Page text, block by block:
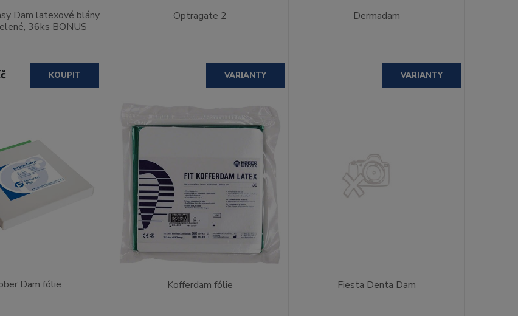
Dam latexové blány
36ks BONUS
KOUPIT
Optragate 2
VARIANTY
Dermadam
VARIANTY
Dam fólie Kofferdam fólie Fiesta Denta Dam